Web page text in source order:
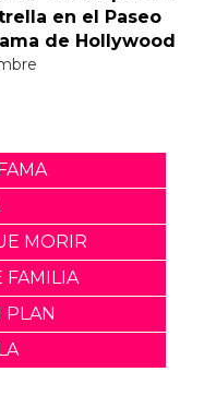
en el Paseo
de Hollywood
MORIR
FAMILIA
PLAN